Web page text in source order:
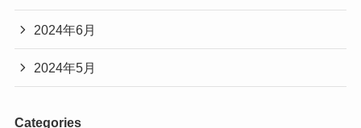
2024年6月
2024年5月
Categories